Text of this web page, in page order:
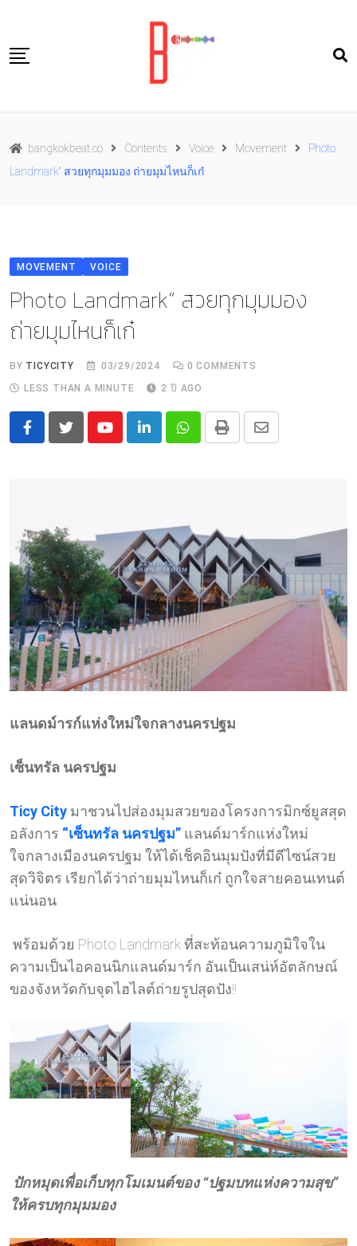
content
Food
TH
bangkokbeat.co Contents Voice Movement
Photo
Landmark“ สวยทุกมุมมอง ถ่ายมุมไหนก็เก๋
MOVEMENT VOICE
Photo Landmark“ สวยทุกมุมมอง
ถ่ายมุมไหนก็เก๋
BY TICYCITY 03/29/2024 0 COMMENTS
LESS THAN A MINUTE
2 ปี AGO
YoutubeLinkedInWhatsapp
Print
Share
แลนดม์ารก์แห่งใหม่ใจกลางนครปฐม
เซ็นทรัล นครปฐม
Ticy City มาชวนไปส่องมุมสวยของโครงการมิกซ์ยูสสุด
อลังการ “เซ็นทรัล นครปฐม” แลนด์มาร์กแห่งใหม่
ใจกลางเมืองนครปฐม ให้ได้เช็คอินมุมปังที่มีดีไซน์สวย
สุดวิจิตร เรียกได้ว่าถ่ายมุมไหนก็เก๋ ถูกใจสายคอนเทนต์
แน่นอน
พร้อมด้วย Photo Landmark ที่สะท้อนความภูมิใจใน
ความเป็นไอคอนนิกแลนด์มาร์ก อันเป็นเสน่ห์อัตลักษณ์
ของจังหวัดกับจุดไฮไลต์ถ่ายรูปสุดปัง!!
ปักหมุดเพื่อเก็บทุกโมเมนต์ของ “ปฐมบทแห่งความสุข”
ให้ครบทุกมุมมอง